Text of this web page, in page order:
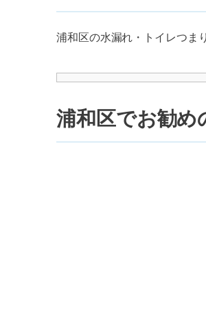
浦和区の水漏れ・トイレつま
浦和区でお勧め